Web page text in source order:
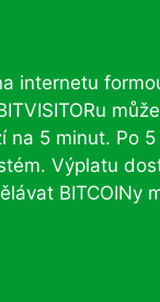
internetu
5 minut. Po
Výplatu
BITCOINy